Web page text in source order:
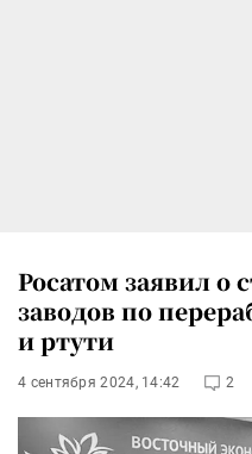
Росатом заявил о
заводов по
и ртути
4 сентября 2024, 14:42 2